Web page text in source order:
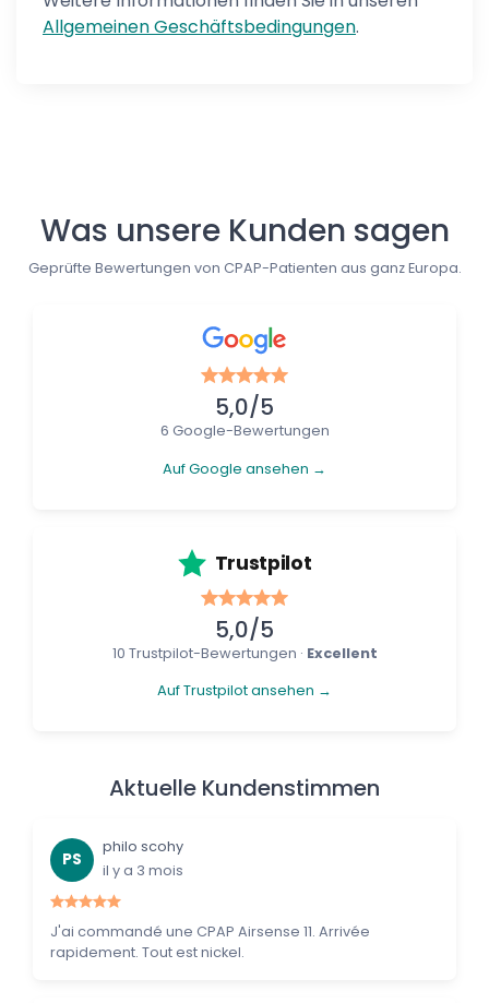
Allgemeinen Geschäftsbedingungen.
Was unsere Kunden sagen
Geprüfte Bewertungen von CPAP-Patienten aus ganz Europa.
5,0/5
6 Google-Bewertungen
Auf Google ansehen →
Trustpilot
5,0/5
10 Trustpilot-Bewertungen · Excellent
Auf Trustpilot ansehen →
Aktuelle Kundenstimmen
PS
philo scohy
il y a 3 mois
J'ai commandé une CPAP Airsense 11. Arrivée
rapidement. Tout est nickel.